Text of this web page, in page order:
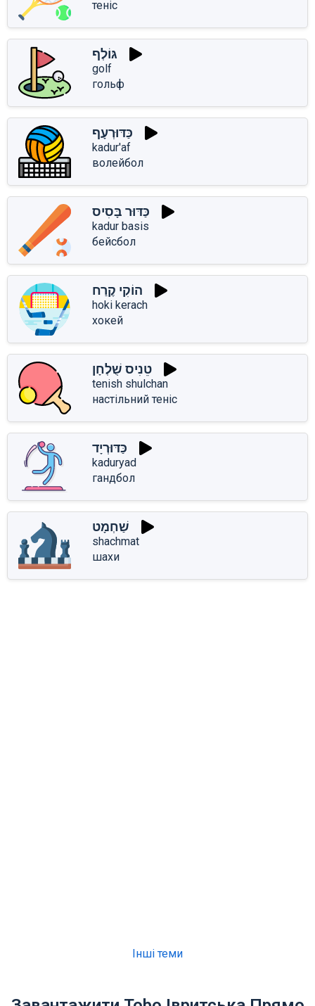
теніс
גּוֹלְף
golf
гольф
כַּדּוּרְעָף
kadur'af
волейбол
כַּדּוּר בָּסִיס
kadur basis
бейсбол
הוֹקִי קֶרַח
hoki kerach
хокей
טֵנִיס שֻׁלְחָן
tenish shulchan
настільний теніс
כַּדּוּרְיָד
kaduryad
гандбол
שַׁחְמָט
shachmat
шахи
Інші теми